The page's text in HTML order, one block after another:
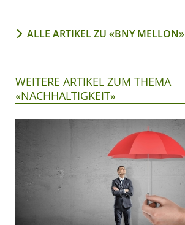
ALLE ARTIKEL ZU «BNY MELLON»
WEITERE ARTIKEL ZUM THEMA
«NACHHALTIGKEIT»